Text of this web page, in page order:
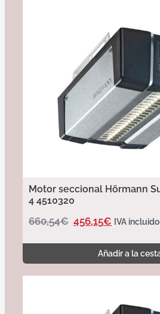
Motor seccional Hörmann
4 4510320
660,54€ 456,15€ IVA incluido
Añadir a la